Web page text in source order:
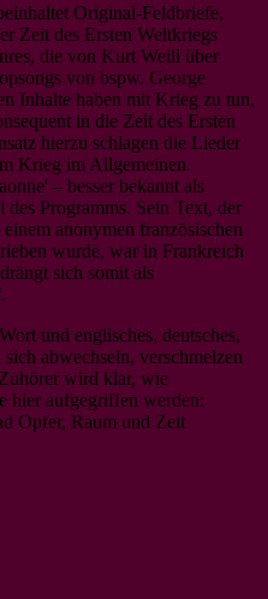
Original-Feldbriefe,
Zeit des Ersten Weltkriegs
die von Kurt Weill über
von bspw. George
Inhalte haben mit Krieg zu tun,
in die Zeit des Ersten
hierzu schlagen die Lieder
Krieg im Allgemeinen.
– besser bekannt als
Programms. Sein Text, der
anonymen französischen
wurde, war in Frankreich
sich somit als
und englisches, deutsches,
abwechseln, verschmelzen
wird klar, wie
hier aufgegriffen werden:
Opfer, Raum und Zeit